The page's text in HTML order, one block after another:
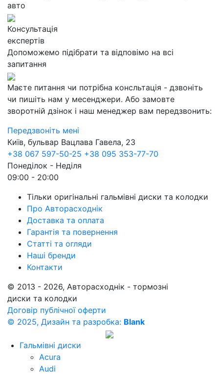
авто
Консультація
експертів
Допоможемо підібрати та відповімо на всі
запитання
Маєте питання чи потрібна консльтація - дзвоніть
чи пишіть нам у месенджери. Або замовте
зворотній дзінок і наш менеджер вам передзвонить:
Передзвоніть мені
Київ, бульвар Вацлава Гавела, 23
+38 067 597-50-25 +38 095 353-77-70
Понеділок - Неділя
09:00 - 20:00
Тільки оригінальні гальмівні диски та колодки
Про Авторасходнік
Доставка та оплата
Гарантія та повернення
Статті та огляди
Наші бренди
Контакти
© 2013 - 2026, Авторасходнік - тормозні
диски та колодки
Договір публічної оферти
© 2025, Дизайн та разробка: Blank
Гальмівні диски
Acura
Audi